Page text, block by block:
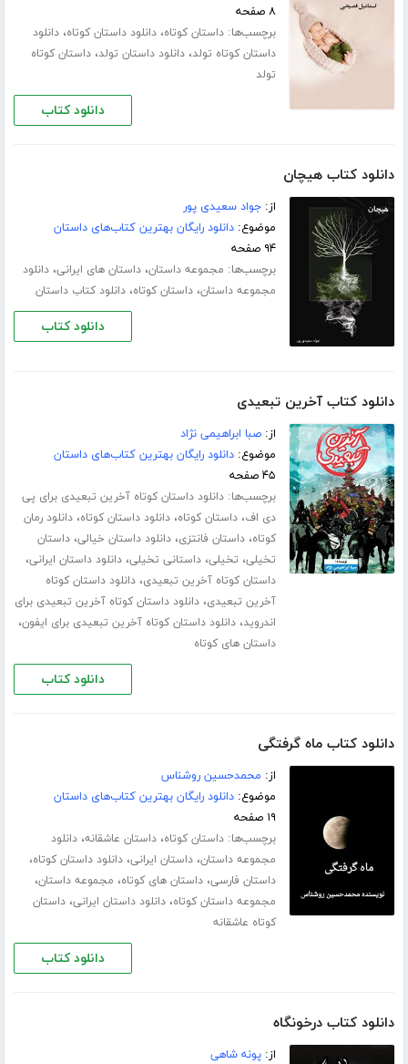
۸ صفحه
برچسب‌ها:داستان کوتاه،دانلود داستان کوتاه،دانلود
داستان کوتاه تولد،دانلود داستان تولد،داستان کوتاه
تولد
دانلود کتاب
دانلود کتاب هیچان
از:جواد سعیدی پور
موضوع:دانلود رایگان بهترین کتاب‌های داستان
۹۴ صفحه
برچسب‌ها: مجموعه داستان،داستان های ایرانی،دانلود
مجموعه داستان،داستان کوتاه،دانلود کتاب داستان
دانلود کتاب
دانلود کتاب آخرین تبعیدی
از:صبا ابراهیمی نژاد
موضوع:دانلود رایگان بهترین کتاب‌های داستان
۴۵ صفحه
برچسب‌ها:دانلود داستان کوتاه آخرین تبعیدی برای پی
دی اف،داستان کوتاه،دانلود داستان کوتاه،دانلود رمان
کوتاه،داستان فانتزی،دانلود داستان خیالی،داستان
تخیلی، تخیلی،داستانی تخیلی،دانلود داستان ایرانی،
داستان کوتاه آخرین تبعیدی،دانلود داستان کوتاه
آخرین تبعیدی،دانلود داستان کوتاه آخرین تبعیدی برای
اندروید،دانلود داستان کوتاه آخرین تبعیدی برای ایفون،
داستان های کوتاه
دانلود کتاب
دانلود کتاب ماه گرفتگی
از: محمدحسین روشناس
موضوع:دانلود رایگان بهترین کتاب‌های داستان
۱۹ صفحه
برچسب‌ها:داستان کوتاه،داستان عاشقانه،دانلود
مجموعه داستان،داستان ایرانی،دانلود داستان کوتاه،
داستان فارسی،داستان های کوتاه، مجموعه داستان،
مجموعه داستان کوتاه،دانلود داستان ایرانی،داستان
کوتاه عاشقانه
دانلود کتاب
دانلود کتاب درخونگاه
از:پونه شاهی